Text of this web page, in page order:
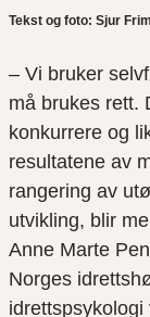
Tekst og foto: Sjur
– Vi bruker
må brukes rett.
konkurrere og
resultatene av
rangering av
utvikling, blir
Anne Marte
Norges